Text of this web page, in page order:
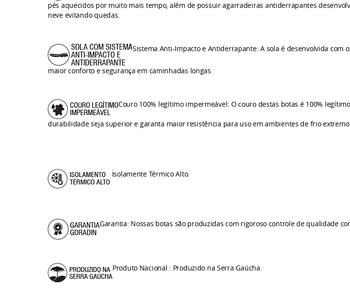
pés aquecidos por muito mais tempo, além de possuir agarradeiras antiderrapantes
neve evitando quedas.
Sistema Anti-Impacto e Antiderrapante: A sola é desenvolvida
maior conforto e segurança em caminhadas longas.
Couro 100% legítimo impermeável: O couro destas botas é 100%
durabilidade seja superior e garanta maior resistência para uso em ambientes de frio extremo
Isolamente Térmico Alto.
Garantia: Nossas botas são produzidas com rigoroso controle de qualidade
Produto Nacional : Produzido na Serra Gaúcha.